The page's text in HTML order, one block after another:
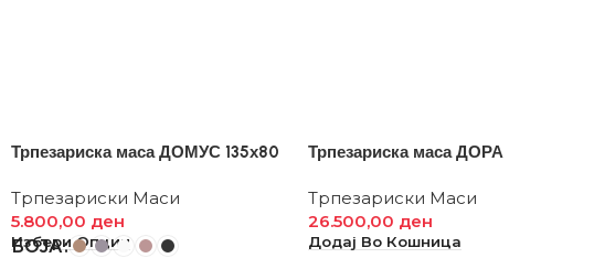
Трпезариска маса ДОМУС 135х80
Трпезариски Маси
5.800,00 ден
Избери Опции
БОЈА
Трпезариска маса ДОРА
Трпезариски Маси
26.500,00 ден
Додај Во Кошница